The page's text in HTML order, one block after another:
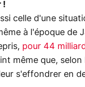
!
celle d'une
à l'époque de
pour 44
même que,
s'effondrer en